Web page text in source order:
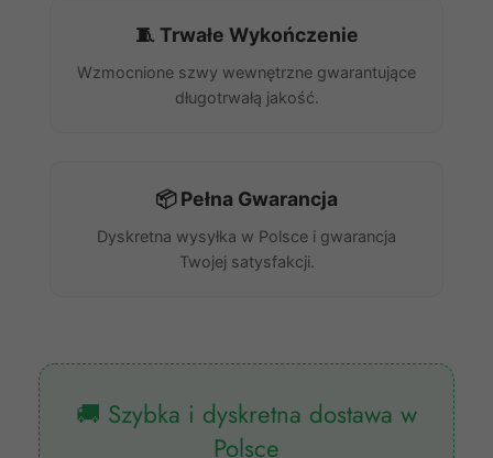
🧵 Trwałe Wykończenie
Wzmocnione szwy wewnętrzne gwarantujące
długotrwałą jakość.
📦 Pełna Gwarancja
Dyskretna wysyłka w Polsce i gwarancja
Twojej satysfakcji.
🚚 Szybka i dyskretna dostawa w
Polsce